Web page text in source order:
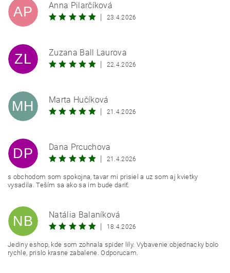
AP
Anna Pilarčíková
|
23.4.2026
ZL
Zuzana Ball Laurova
|
22.4.2026
MH
Marta Hučíková
|
21.4.2026
DP
Dana Prcuchova
|
21.4.2026
s obchodom som spokojna, tavar mi prisiel a uz som aj kvietky
vysadila. Teším sa ako sa im bude dariť.
NB
Natália Balaníková
|
18.4.2026
Jediny eshop, kde som zohnala spider lily. Vybavenie objednacky bolo
rychle, prislo krasne zabalene. Odporucam.